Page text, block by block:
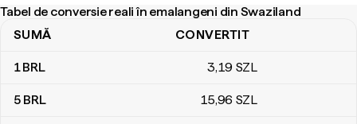
Tabel de conversie reali în emalangeni din Swaziland
Tabel de conversie reali în emalangeni din Swaziland
SUMĂ CONVERTIT
1BRL 3,19 SZL
5 BRL 15,96 SZL